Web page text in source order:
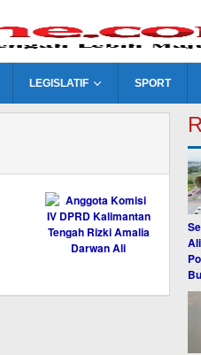
LEGISLATIF SPORT